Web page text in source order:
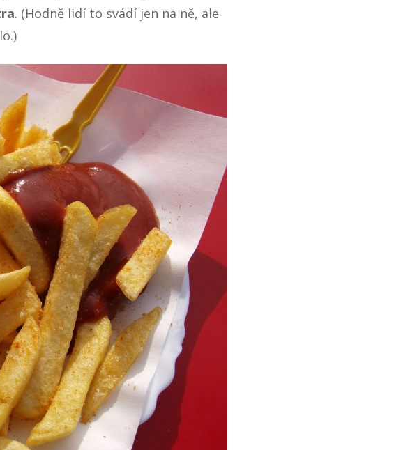
. (Hodně lidí to svádí jen na ně, ale